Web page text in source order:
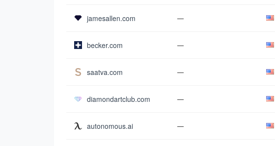
jamesallen.com —
becker.com —
saatva.com —
diamondartclub.com —
autonomous.ai —